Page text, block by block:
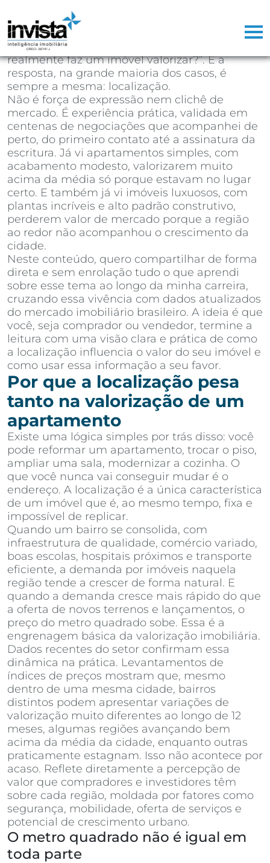
corretor de imóveis, já perdi a conta de
quantas vezes ouvi a mesma pergunta na
primeira reunião com um cliente: “o que
realmente faz um imóvel valorizar?”. E a
resposta, na grande maioria dos casos, é
sempre a mesma: localização.
Não é força de expressão nem clichê de
mercado. É experiência prática, validada em
centenas de negociações que acompanhei de
perto, do primeiro contato até a assinatura da
escritura. Já vi apartamentos simples, com
acabamento modesto, valorizarem muito
acima da média só porque estavam no lugar
certo. E também já vi imóveis luxuosos, com
plantas incríveis e alto padrão construtivo,
perderem valor de mercado porque a região
ao redor não acompanhou o crescimento da
cidade.
Neste conteúdo, quero compartilhar de forma
direta e sem enrolação tudo o que aprendi
sobre esse tema ao longo da minha carreira,
cruzando essa vivência com dados atualizados
do mercado imobiliário brasileiro. A ideia é que
você, seja comprador ou vendedor, termine a
leitura com uma visão clara e prática de como
a localização influencia o valor do seu imóvel e
como usar essa informação a seu favor.
Por que a localização pesa
tanto na valorização de um
apartamento
Existe uma lógica simples por trás disso: você
pode reformar um apartamento, trocar o piso,
ampliar uma sala, modernizar a cozinha. O
que você nunca vai conseguir mudar é o
endereço. A localização é a única característica
de um imóvel que é, ao mesmo tempo, fixa e
impossível de replicar.
Quando um bairro se consolida, com
infraestrutura de qualidade, comércio variado,
boas escolas, hospitais próximos e transporte
eficiente, a demanda por imóveis naquela
região tende a crescer de forma natural. E
quando a demanda cresce mais rápido do que
a oferta de novos terrenos e lançamentos, o
preço do metro quadrado sobe. Essa é a
engrenagem básica da valorização imobiliária.
Dados recentes do setor confirmam essa
dinâmica na prática. Levantamentos de
índices de preços mostram que, mesmo
dentro de uma mesma cidade, bairros
distintos podem apresentar variações de
valorização muito diferentes ao longo de 12
meses, algumas regiões avançando bem
acima da média da cidade, enquanto outras
praticamente estagnam. Isso não acontece por
acaso. Reflete diretamente a percepção de
valor que compradores e investidores têm
sobre cada região, moldada por fatores como
segurança, mobilidade, oferta de serviços e
potencial de crescimento urbano.
O metro quadrado não é igual em
toda parte